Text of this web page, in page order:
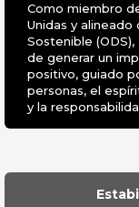
Como miembro
Unidas y
Sostenible
de generar un
positivo, guiado
personas, el
y la